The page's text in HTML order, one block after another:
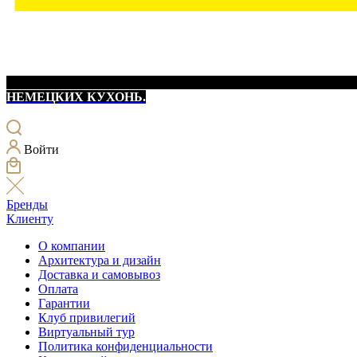
НЕМЕЦКИХ КУХОНЬ.
Войти
Бренды
Клиенту
О компании
Архитектура и дизайн
Доставка и самовывоз
Оплата
Гарантии
Клуб привилегий
Виртуальный тур
Политика конфиденциальности